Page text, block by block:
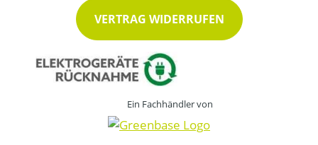
VERTRAG WIDERRUFEN
Ein Fachhändler von